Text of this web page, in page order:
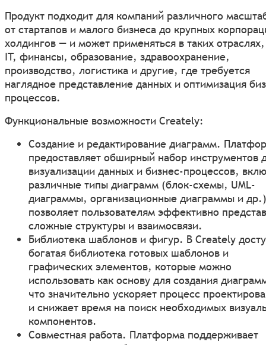
Продукт подходит для компаний различного
от стартапов и малого бизнеса до крупных
холдингов — и может применяться в таких
IT, финансы, образование, здравоохранение,
производство, логистика и другие, где требуется
наглядное представление данных и оптимизация
процессов.
Функциональные возможности Creately:
Создание и редактирование диаграмм.
предоставляет обширный набор инструментов
визуализации данных и бизнес-процессов,
различные типы диаграмм (блок-схемы, UML-
диаграммы, организационные диаграммы и
позволяет пользователям эффективно
сложные структуры и взаимосвязи.
Библиотека шаблонов и фигур. В Creately
богатая библиотека готовых шаблонов и
графических элементов, которые можно
использовать как основу для создания
что значительно ускоряет процесс
и снижает время на поиск необходимых
компонентов.
Совместная работа. Платформа поддерживает